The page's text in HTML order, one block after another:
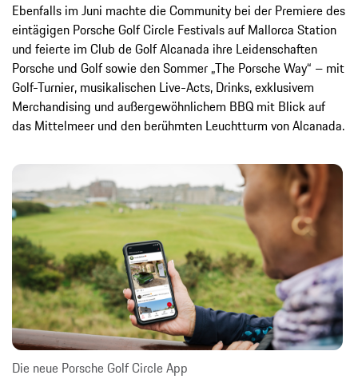
Ebenfalls im Juni machte die Community bei der Premiere des
eintägigen Porsche Golf Circle Festivals auf Mallorca Station
und feierte im Club de Golf Alcanada ihre Leidenschaften
Porsche und Golf sowie den Sommer „The Porsche Way“ – mit
Golf-Turnier, musikalischen Live-Acts, Drinks, exklusivem
Merchandising und außergewöhnlichem BBQ mit Blick auf
das Mittelmeer und den berühmten Leuchtturm von Alcanada.
Die neue Porsche Golf Circle App